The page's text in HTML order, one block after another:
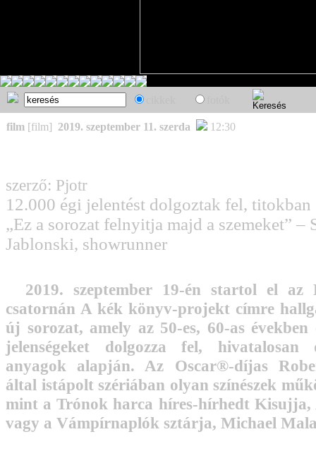
film [film] 2019. szeptember 11. szerda 12:30
szerző: Pjotr
12.000 égi jelentést dolgoztak fel, titokban
„Ez a sorozat felnyitja majd a szemeket” –
Jablonski, showrunner
2019. szeptember 19-én startol el az
csatornán A kék könyv-projekt címre
új sorozat, amely az 50-es, 60-as években
jelenségeket dolgozza fel, hivatalosan
anyagok alapján. Az Oscar®-díjas
által istápolt szériában olyan színészek
mint a Trónok harca híres-hírhedt Kisujja,
vagy a Vámpírnaplók sztárja, Michael